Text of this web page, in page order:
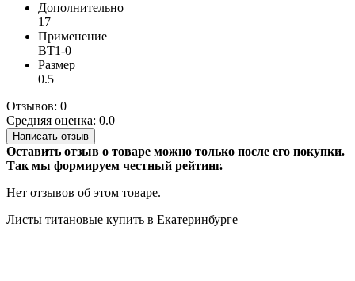
Дополнительно
17
Применение
ВТ1-0
Размер
0.5
Отзывов: 0
Средняя оценка: 0.0
Написать отзыв
Оставить отзыв о товаре можно только после его покупки.
Так мы формируем честный рейтинг.
Нет отзывов об этом товаре.
Листы титановые купить в Екатеринбурге